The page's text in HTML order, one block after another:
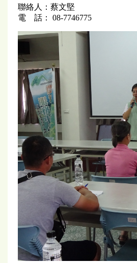
聯絡人：蔡文堅
電 話： 08-7746775